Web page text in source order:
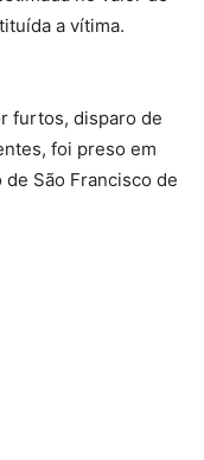
a vítima.
furtos, disparo de
foi preso em
São Francisco de